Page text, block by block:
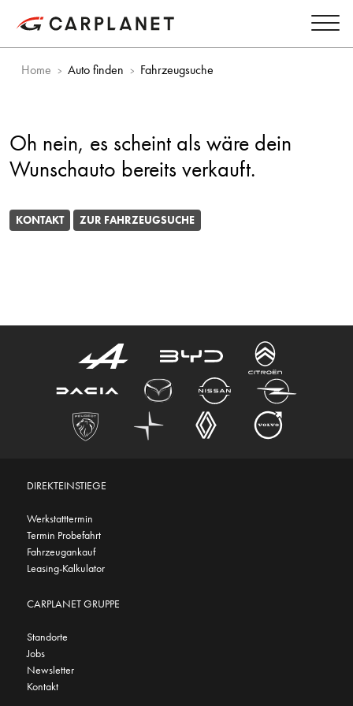
Home Auto finden Fahrzeugsuche
Oh nein, es scheint als wäre dein
Wunschauto bereits verkauft.
KONTAKT ZUR FAHRZEUGSUCHE
DIREKTEINSTIEGE
Werkstatttermin
Termin Probefahrt
Fahrzeugankauf
Leasing-Kalkulator
CARPLANET GRUPPE
Standorte
Jobs
Newsletter
Kontakt